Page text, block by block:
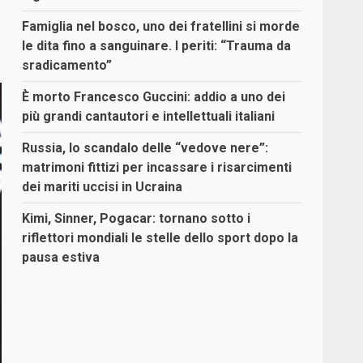
Famiglia nel bosco, uno dei fratellini si morde
le dita fino a sanguinare. I periti: “Trauma da
sradicamento”
È morto Francesco Guccini: addio a uno dei
più grandi cantautori e intellettuali italiani
Russia, lo scandalo delle “vedove nere”:
matrimoni fittizi per incassare i risarcimenti
dei mariti uccisi in Ucraina
Kimi, Sinner, Pogacar: tornano sotto i
riflettori mondiali le stelle dello sport dopo la
pausa estiva